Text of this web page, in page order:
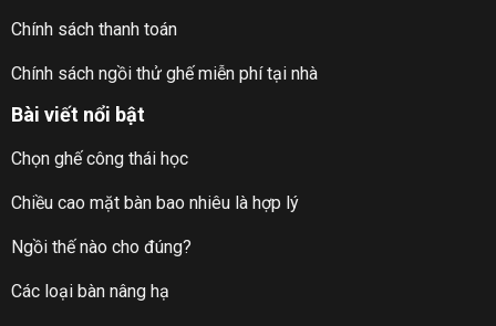
Chính sách thanh toán
Chính sách ngồi thử ghế miễn phí tại nhà
Bài viết nổi bật
Chọn ghế công thái học
Chiều cao mặt bàn bao nhiêu là hợp lý
Ngồi thế nào cho đúng?
Các loại bàn nâng hạ